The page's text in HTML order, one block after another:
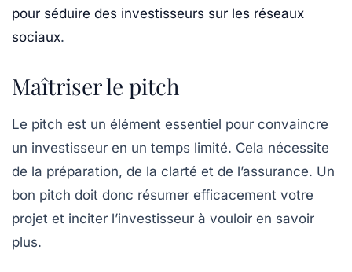
pour séduire des investisseurs sur les réseaux
sociaux.
Maîtriser le pitch
Le pitch est un élément essentiel pour convaincre
un investisseur en un temps limité. Cela nécessite
de la préparation, de la clarté et de l’assurance. Un
bon pitch doit donc résumer efficacement votre
projet et inciter l’investisseur à vouloir en savoir
plus.